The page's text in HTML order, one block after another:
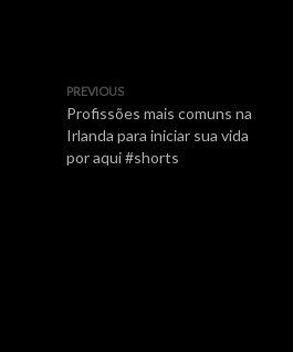
PREVIOUS
Profissões mais comuns na
Irlanda para iniciar sua vida
por aqui #shorts